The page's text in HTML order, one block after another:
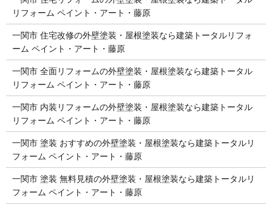
リフォーム ペイント・アート・藤原
一関市 住宅改修の外壁塗装・屋根塗装なら建築トータルリフォ
ーム ペイント・アート・藤原
一関市 全面リフォームの外壁塗装・屋根塗装なら建築トータル
リフォーム ペイント・アート・藤原
一関市 内装リフォームの外壁塗装・屋根塗装なら建築トータル
リフォーム ペイント・アート・藤原
一関市 塗装 おすすめの外壁塗装・屋根塗装なら建築トータルリ
フォーム ペイント・アート・藤原
一関市 塗装 無料見積の外壁塗装・屋根塗装なら建築トータルリ
フォーム ペイント・アート・藤原